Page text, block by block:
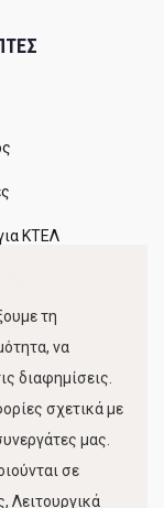
ΚΤΕΛ
τη
να
διαφημίσεις.
σχετικά με
μας.
σε
Λειτουργικά